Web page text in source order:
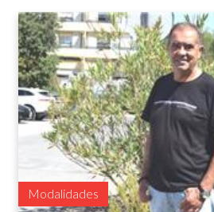
Modalidades